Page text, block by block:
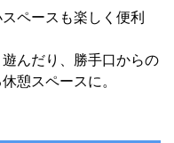
ペースも楽しく便利
んだり、勝手口からの
憩スペースに。